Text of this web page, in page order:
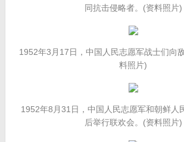
同抗击侵略者。(资料照片)
1952年3月17日，中国人民志愿军战士们向
料照片)
1952年8月31日，中国人民志愿军和朝鲜人
后举行联欢会。(资料照片)